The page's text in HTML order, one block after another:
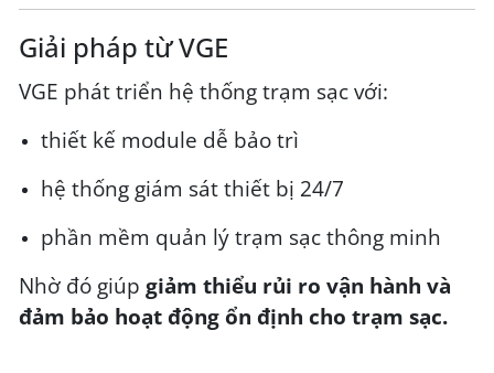
Giải pháp từ VGE
VGE phát triển hệ thống trạm sạc với:
thiết kế module dễ bảo trì
hệ thống giám sát thiết bị 24/7
phần mềm quản lý trạm sạc thông minh
Nhờ đó giúp giảm thiểu rủi ro vận hành và
đảm bảo hoạt động ổn định cho trạm sạc.